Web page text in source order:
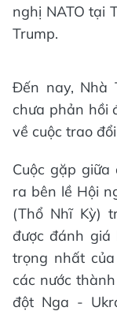
nghị NATO tại
Trump.
Đến nay, Nhà
chưa phản hồi
về cuộc trao
Cuộc gặp
ra bên lề Hội
(Thổ Nhĩ Kỳ)
được đánh
trọng nhất
các nước
đột Nga -